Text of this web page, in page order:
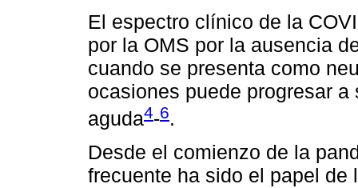
El espectro clínico de la
por la OMS por la ausencia
cuando se presenta como
ocasiones puede progresar
aguda4-6.
Desde el comienzo de la
frecuente ha sido el papel